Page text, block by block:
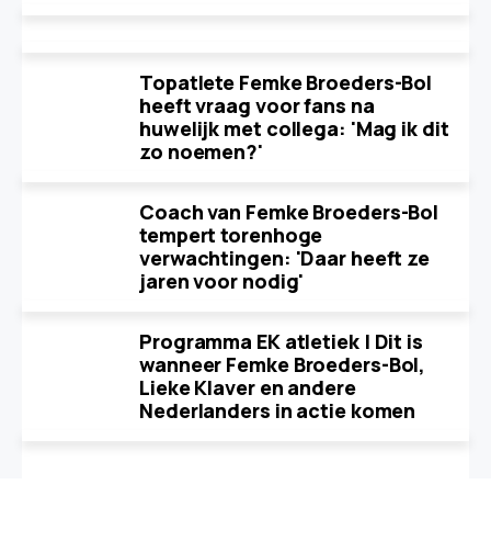
Topatlete Femke Broeders-Bol
heeft vraag voor fans na
huwelijk met collega: 'Mag ik dit
zo noemen?'
Coach van Femke Broeders-Bol
tempert torenhoge
verwachtingen: 'Daar heeft ze
jaren voor nodig'
Programma EK atletiek | Dit is
wanneer Femke Broeders-Bol,
Lieke Klaver en andere
Nederlanders in actie komen